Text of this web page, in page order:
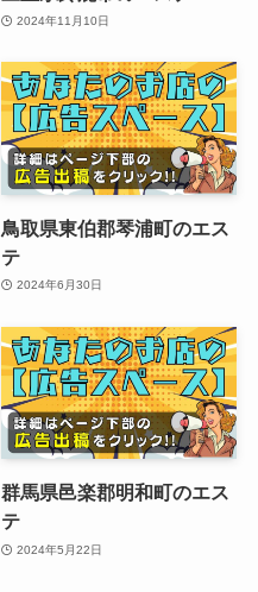
2024年11月10日
鳥取県東伯郡琴浦町のエス
テ
2024年6月30日
群馬県邑楽郡明和町のエス
テ
2024年5月22日